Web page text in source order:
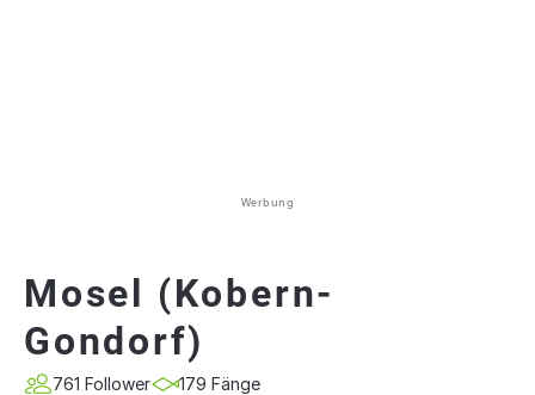
Werbung
Mosel (Kobern-
Gondorf)
761 Follower 179 Fänge